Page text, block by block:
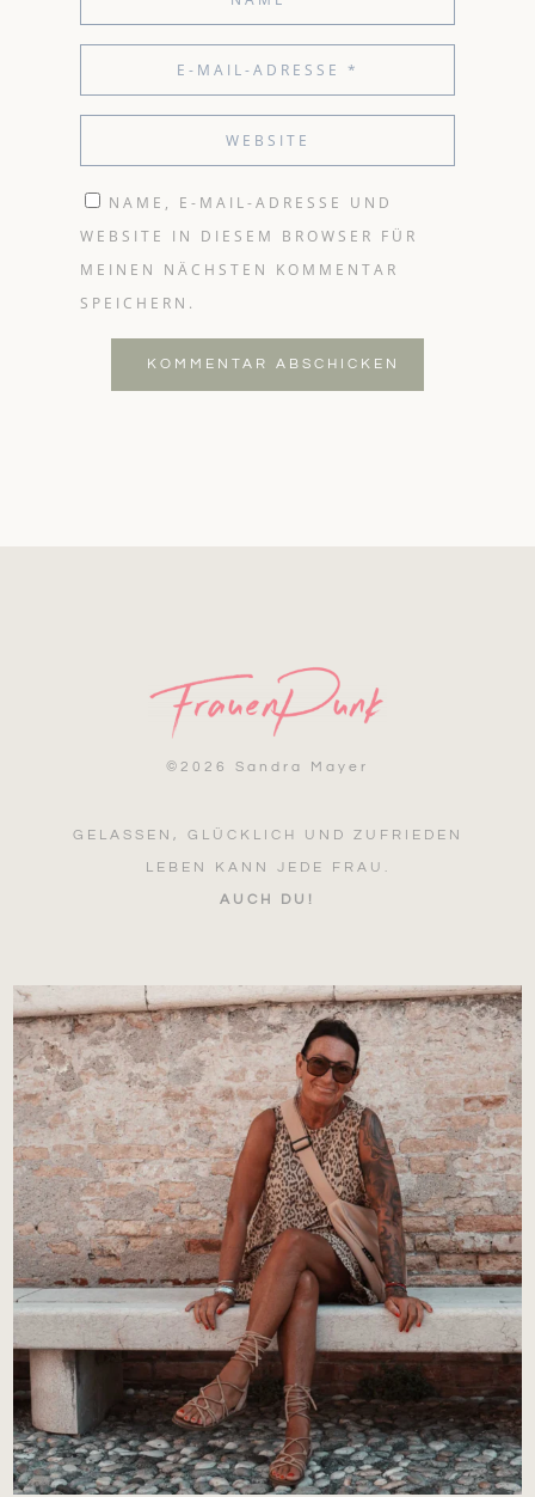
NAME, E-MAIL-ADRESSE UND
WEBSITE IN DIESEM BROWSER FÜR
MEINEN NÄCHSTEN KOMMENTAR
SPEICHERN.
KOMMENTAR ABSCHICKEN
© 2026 Sandra Mayer
GELASSEN, GLÜCKLICH UND ZUFRIEDEN
LEBEN KANN JEDE FRAU.
AUCH DU!